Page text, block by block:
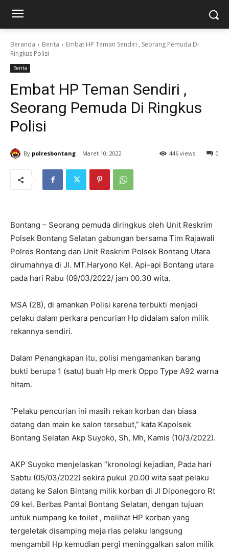
Beranda Berita
Embat HP Teman Sendiri , Seorang Pemuda Di
Ringkus Polisi
Berita
Embat HP Teman Sendiri ,
Seorang Pemuda Di Ringkus
Polisi
By polresbontang Maret 10, 2022 0
446 views
Bontang – Seorang pemuda diringkus oleh Unit Reskrim
Polsek Bontang Selatan gabungan bersama Tim Rajawali
Polres Bontang dan Unit Reskrim Polsek Bontang Utara
dirumahnya di Jl. MT.Haryono Kel. Api-api Bontang utara
pada hari Rabu (09/03/2022/ jam 00.30 wita.
MSA (28), di amankan Polisi karena terbukti menjadi
pelaku dalam perkara pencurian Hp didalam salon milik
rekannya sendiri.
Dalam Penangkapan itu, polisi mengamankan barang
bukti berupa 1 (satu) buah Hp merk Oppo Type A92 warna
hitam.
“Pelaku pencurian ini masih rekan korban dan biasa
datang dan main ke salon tersebut,” kata Kapolsek
Bontang Selatan Akp Suyoko, Sh, Mh, Kamis (10/3/2022).
AKP Suyoko menjelaskan “kronologi kejadian, Pada hari
Sabtu (05/03/2022) sekira pukul 20.00 wita saat pelaku
datang ke Salon Bintang milik korban di Jl Diponegoro Rt
09 kel. Berbas Pantai Bontang Selatan, dengan tujuan
untuk numpang ke toilet , melihat HP korban yang
tergeletak disamping meja rias pelaku langsung
mengambil Hp kemudian pergi meninggalkan salon milik